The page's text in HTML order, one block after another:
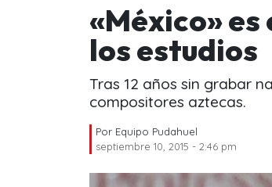
«México»
los estudios
Tras 12 años sin grabar
compositores aztecas.
Por Equipo Pudahuel
septiembre 10, 2015 - 2:46 pm